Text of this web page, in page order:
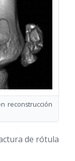
reconstrucción
de rótula